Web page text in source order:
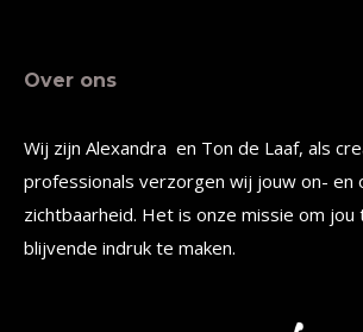
Over ons
Wij zijn Alexandra en Ton de Laaf, als
professionals verzorgen wij jouw on- en
zichtbaarheid. Het is onze missie om jou
blijvende indruk te maken.